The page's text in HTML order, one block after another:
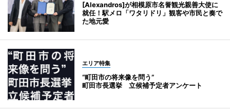
[Alexandros]が相模原市名誉観光親善大使に
就任！駅メロ「ワタリドリ」観客や市民と奏で
た地元愛
エリア特集
“町田市の将来像を問う”
町田市長選挙 立候補予定者アンケート